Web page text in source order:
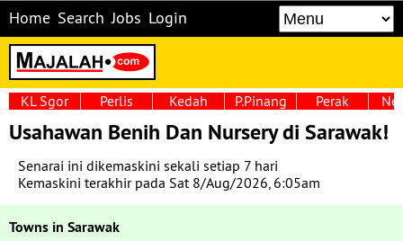
Home Search Jobs Login
KL Sgor Perlis Kedah P.Pinang Perak
Usahawan Benih Dan Nursery di Sarawak!
Senarai ini dikemaskini sekali setiap 7 hari
Kemaskini terakhir pada Sat 8/Aug/2026, 6:05am
Towns in Sarawak